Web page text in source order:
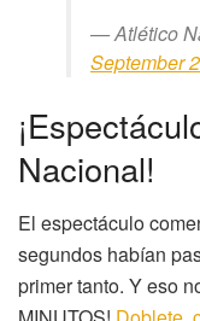
— Atlético
September
Nacional!
El espectáculo
segundos habían
primer tanto. Y eso